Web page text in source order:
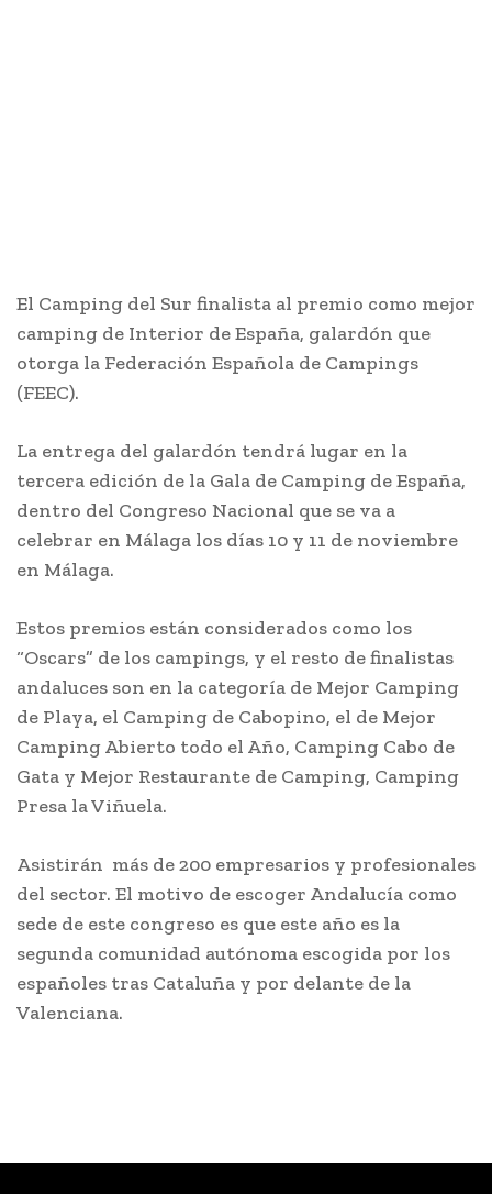
El Camping del Sur finalista al premio como mejor
camping de Interior de España, galardón que
otorga la Federación Española de Campings
(FEEC).
La entrega del galardón tendrá lugar en la
tercera edición de la Gala de Camping de España,
dentro del Congreso Nacional que se va a
celebrar en Málaga los días 10 y 11 de noviembre
en Málaga.
Estos premios están considerados como los
“Oscars” de los campings, y el resto de finalistas
andaluces son en la categoría de Mejor Camping
de Playa, el Camping de Cabopino, el de Mejor
Camping Abierto todo el Año, Camping Cabo de
Gata y Mejor Restaurante de Camping, Camping
Presa la Viñuela.
Asistirán más de 200 empresarios y profesionales
del sector. El motivo de escoger Andalucía como
sede de este congreso es que este año es la
segunda comunidad autónoma escogida por los
españoles tras Cataluña y por delante de la
Valenciana.